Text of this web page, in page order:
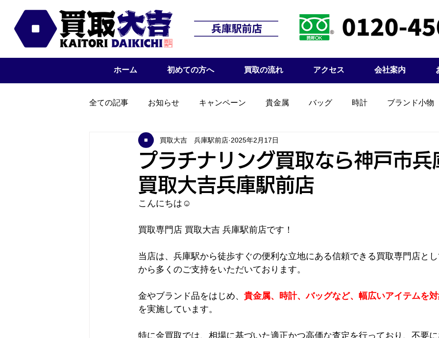
ホーム 初めての方へ 買取の流れ アクセス 会社案内
全ての記事 お知らせ キャンペーン 貴金属 バッグ 時計 ブランド小物
プラチナリング買取なら神戸市兵
買取大吉兵庫駅前店
買取大吉 兵庫駅前店 2025年2月17日
こんにちは☺
買取専門店 買取大吉 兵庫駅前店です！
当店は、兵庫駅から徒歩すぐの便利な立地にある信頼できる買取専門店と
から多くのご支持をいただいております。
金やブランド品をはじめ、 貴金属、時計、バッグなど、幅広いアイテムを
を実施しています。
特に金買取では、相場に基づいた適正かつ高価な査定を行っており、不要